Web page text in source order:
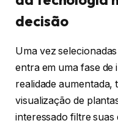
decisão
Uma vez
entra em uma fase de
realidade aumentada,
visualização de
interessado filtre suas